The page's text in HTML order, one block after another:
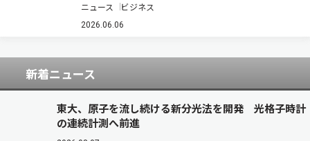
発表した。 光ソリューション領域長の浅尾真史氏
は、2030年に向け「革新的な光ソリューション
ニュース ビジネス
2026.06.06
新着ニュース
東大、原子を流し続ける新分光法を開発 光格子時計
の連続計測へ前進